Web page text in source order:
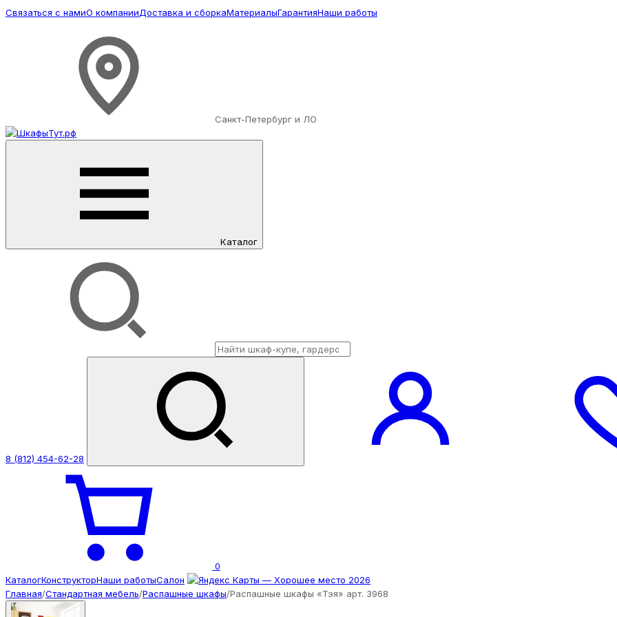
Связаться с намиО компанииДоставка и сборкаМатериалыГарантияНаши работы
Санкт-Петербург и ЛО
Каталог
8 (812) 454-62-28
0
КаталогКонструкторНаши работыСалон
Главная/Стандартная мебель/Распашные шкафы/Распашные шкафы «Тэя» арт. 3968